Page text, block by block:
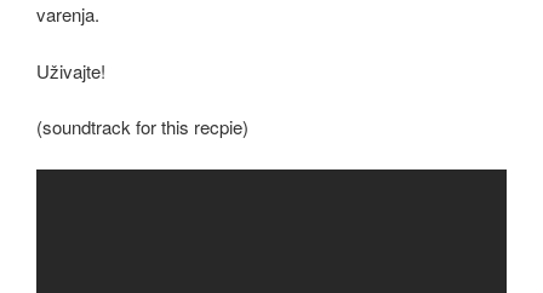
varenja.
Uživajte!
(soundtrack for this recpie)